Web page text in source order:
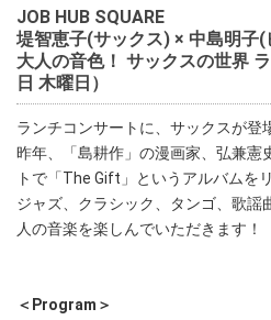
JOB HUB SQUARE
堤智恵子(サックス) × 中島明子(
大人の音色！ サックスの世界
日 木曜日）
ランチコンサートに、サックスが登
昨年、「島耕作」の漫画家、弘兼憲
トで「The Gift」というアルバムを
ジャズ、クラシック、タンゴ、歌謡
人の音楽を楽しんでいただきます！
＜Program＞